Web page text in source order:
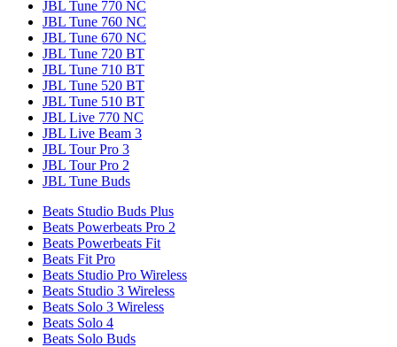
JBL Tune 770 NC
JBL Tune 760 NC
JBL Tune 670 NC
JBL Tune 720 BT
JBL Tune 710 BT
JBL Tune 520 BT
JBL Tune 510 BT
JBL Live 770 NC
JBL Live Beam 3
JBL Tour Pro 3
JBL Tour Pro 2
JBL Tune Buds
Beats Studio Buds Plus
Beats Powerbeats Pro 2
Beats Powerbeats Fit
Beats Fit Pro
Beats Studio Pro Wireless
Beats Studio 3 Wireless
Beats Solo 3 Wireless
Beats Solo 4
Beats Solo Buds